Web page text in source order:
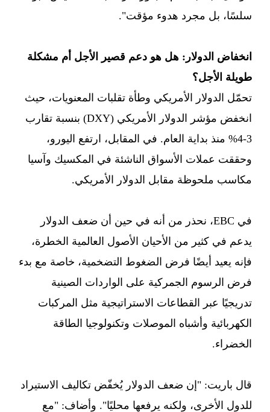
سلسًا، بل مجرد هدوء مؤقت".
انخفاض الدولار: هل هو دعم قصير الأجل أم مشكلة
طويلة الأجل؟
تحمّل الدولار الأمريكي وطأة تقلبات المعنويات، حيث
انخفض مؤشر الدولار الأمريكي (DXY) بنسبة تقارب
3-4% منذ بداية العام. في المقابل، ارتفع اليورو،
وحققت عملات الأسواق الناشئة في المكسيك وآسيا
مكاسب ملحوظة مقابل الدولار الأمريكي.
في EBC، نحذر من أنه في حين أن ضعف الدولار
يدعم في كثير من الأحيان الأصول العالمية الخطرة،
فإنه يعيد أيضًا فرض الضغوط التضخمية، خاصة مع بدء
فرض الرسوم الجمركية على الواردات الصينية
تدريجيًا عبر القطاعات الاستراتيجية مثل المركبات
الكهربائية وأشباه الموصلات وتكنولوجيا الطاقة
الخضراء.
قال باريت: "إن ضعف الدولار يُخفّض تكاليف الاستيراد
للدول الأخرى، ولكنه يرفعها محليًا". وأضاف: "مع